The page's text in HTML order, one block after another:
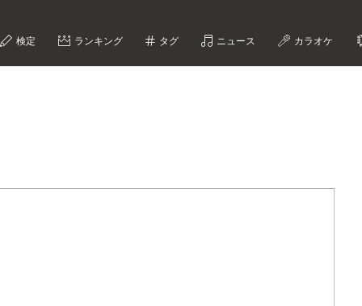
検定 ランキング タグ ニュース カラオケ